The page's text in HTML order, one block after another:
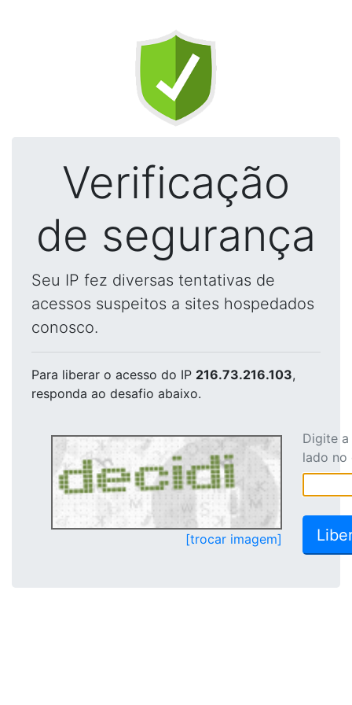
Verificação
de segurança
Seu IP fez diversas tentativas de
acessos suspeitos a sites hospedados
conosco.
Para liberar o acesso do IP 216.73.216.103,
responda ao desafio abaixo.
[trocar imagem]
Digite
lado no